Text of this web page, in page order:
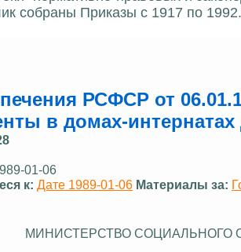
собраны Приказы с 1917 по 1992.
РСФСР от
в домах-
01-06
к: Дате 1989-01-06 Материалы за:
МИНИСТЕРСТВО СОЦИАЛЬНОГО